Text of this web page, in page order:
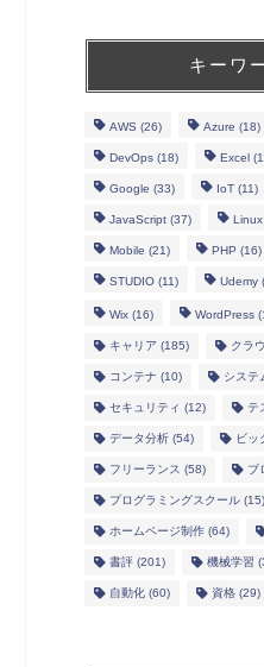
キーワ
AWS (26) Azure (18)
DevOps(18) Excel
Google (33) IoT(11)
JavaScript(37) Linux
Mobile (21) PHP (16)
STUDIO(11) Udemy
Wix(16) WordPress
キャリア (185) クラ
コンテナ (10) システ
セキュリティ (12) テ
データ分析(54) ビッ
フリーランス (58) ブ
プログラミングスクール(15)
ホームページ制作(64)
書評(201) 機械学習
自動化(60) 資格(29)